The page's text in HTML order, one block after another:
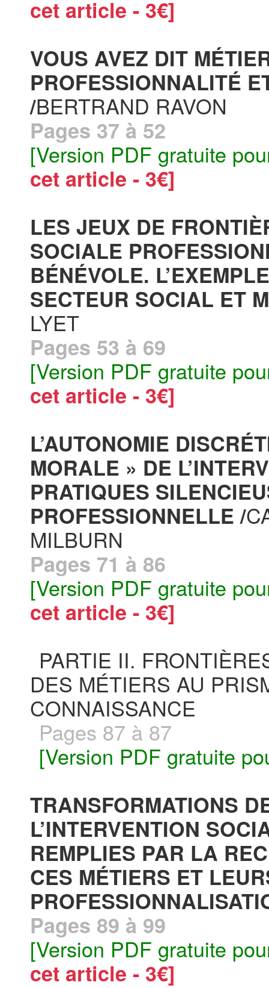
cet article - 3€]
VOUS AVEZ DIT
PROFESSIONNALITÉ
/BERTRAND RAVON
Pages 37 à 52
[Version PDF gratuite
cet article - 3€]
LES JEUX DE
SOCIALE
BÉNÉVOLE.
SECTEUR SOCIAL ET
LYET
Pages 53 à 69
[Version PDF gratuite
cet article - 3€]
L’AUTONOMIE
MORALE » DE
PRATIQUES
PROFESSIONNELLE /
MILBURN
Pages 71 à 86
[Version PDF gratuite
cet article - 3€]
PARTIE II.
DES MÉTIERS AU
CONNAISSANCE
Pages 87 à 87
[Version PDF gratuite
TRANSFORMATIONS
L’INTERVENTION
REMPLIES PAR LA
CES MÉTIERS ET
Pages 89 à 99
[Version PDF gratuite
cet article - 3€]